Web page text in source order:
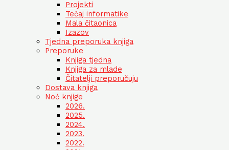
Projekti
Tečaj informatike
Mala čitaonica
Izazov
Tjedna preporuka knjiga
Preporuke
Knjiga tjedna
Knjiga za mlade
Čitatelji preporučuju
Dostava knjiga
Noć knjige
2026.
2025.
2024.
2023.
2022.